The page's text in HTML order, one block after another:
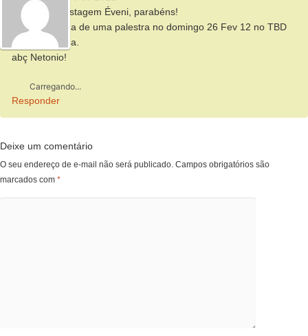
Mto boa a postagem Éveni, parabéns!
o ECA foi tema de uma palestra no domingo 26 Fev 12 no TBD
em Taguatinga.
abç Netonio!
Carregando...
Responder
Deixe um comentário
O seu endereço de e-mail não será publicado. Campos obrigatórios são
marcados com *